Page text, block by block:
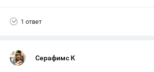
1 ответ
Серафимс К